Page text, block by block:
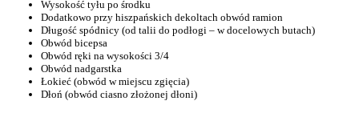
Wysokość tyłu po środku
Dodatkowo przy hiszpańskich dekoltachobwód ramion
Długość spódnicy (od talii do podłogi – w docelowych butach)
Obwód bicepsa
Obwód ręki na wysokości 3/4
Obwód nadgarstka
Łokieć (obwód w miejscu zgięcia)
Dłoń (obwód ciasno złożonej dłoni)